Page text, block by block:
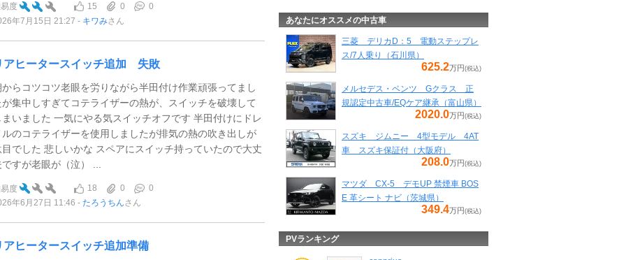
度 15 0
0
年7月15日 21:27
キワみさん
アヒータースイッチ追加 失敗
からコツコツ老眼を労りながら半田付け作業頑張ってまし
が集中しすぎてコテライザーの熱が、スイッチを破壊して
まいました 一気にやる気スイッチオフです 半田付けにドレ
ルのコテライザーを使用しましたが排気の熱の吹き出しが
目でした 悲しいかな スペアにスイッチ持っていたので大丈
すが老眼が（泣） ...
度 18 0
0
年6月27日 11:46
たろうちんさん
アヒータースイッチ追加準備
あなたにオススメの中古車
三菱 デリカD：5 電動ステップレ
ス/7人乗り（石川県）
625.2万円 (税込)
メルセデス・ベンツ Gクラス 正
規認定中古車/EQケア継承（富山県）
2020.0万円 (税込)
スズキ ジムニー 4型モデル 4AT
車 スズキ保証付（大阪府）
208.0万円 (税込)
マツダ CX-5 デモUP 禁煙車 BOS
E 革シート ナビ（茨城県）
349.4万円 (税込)
PVランキング